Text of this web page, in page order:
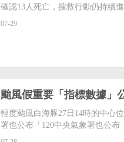
確認13人死亡，搜救行動仍持續進
07-29
颱風假重要「指標數據」
輕度颱風白海豚27日14時的中心
署也公布「120中央氣象署也公布